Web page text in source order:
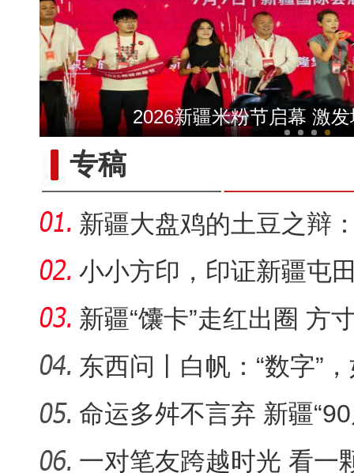
昆玉90名青年奔赴康西瓦
2026新疆米粉节启幕 激
专稿
新疆大盘鸡的土豆之辩
套“标准答
小小方印，印证新疆屯
新疆“馕卡”走红出圈 方
旅名片
东西问丨白帆：“数字”
又出
命运多舛不言弃 新疆
守艺
一对笔友跨越时光 看一